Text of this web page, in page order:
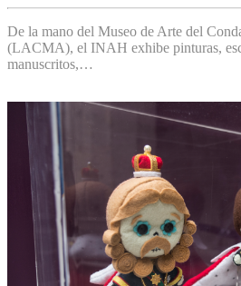
De la mano del Museo de Arte del
(LACMA), el INAH exhibe pinturas,
manuscritos,…